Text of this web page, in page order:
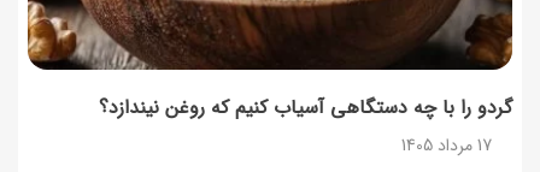
گردو را با چه دستگاهی آسیاب کنیم که روغن نیندازد؟
17 مرداد 1405
لیست شهرهای فعال اُکالا
17 مرداد 1405